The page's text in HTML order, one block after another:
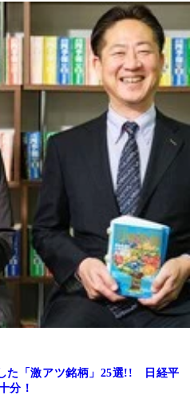
た「激アツ銘柄」25選!! 日経平
分！